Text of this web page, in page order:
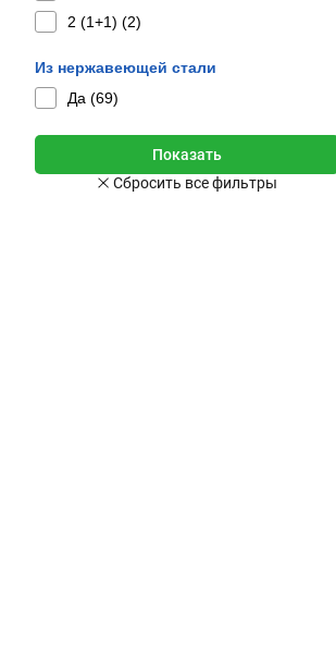
2 (1+1) (2)
Из нержавеющей стали
Да (69)